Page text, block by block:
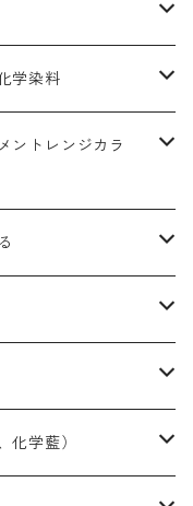
学染料
ントレンジカラ
化学藍）